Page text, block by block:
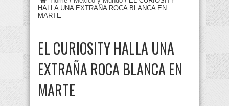
HALLA UNA EXTRAÑA ROCA BLANCA EN
MARTE
EL CURIOSITY HALLA UNA
EXTRAÑA ROCA BLANCA EN
MARTE